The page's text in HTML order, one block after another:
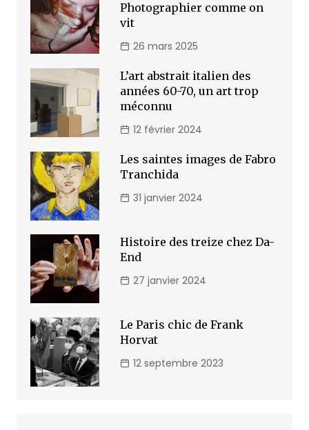
Photographier comme on
vit
26 mars 2025
L’art abstrait italien des
années 60-70, un art trop
méconnu
12 février 2024
Les saintes images de Fabro
Tranchida
31 janvier 2024
Histoire des treize chez Da-
End
27 janvier 2024
Le Paris chic de Frank
Horvat
12 septembre 2023